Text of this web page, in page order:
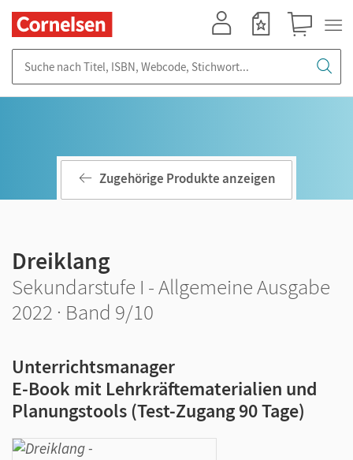
Zugehörige Produkte anzeigen
Dreiklang
Sekundarstufe I - Allgemeine Ausgabe
2022 · Band 9/10
Unterrichtsmanager
E-Book mit Lehrkräftematerialien und
Planungstools (Test-Zugang 90 Tage)